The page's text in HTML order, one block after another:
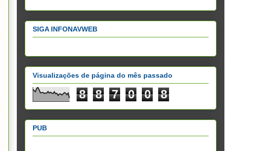
SIGA INFONAVWEB
Visualizações de página do mês passado
8 8 7 0 0 8
PUB